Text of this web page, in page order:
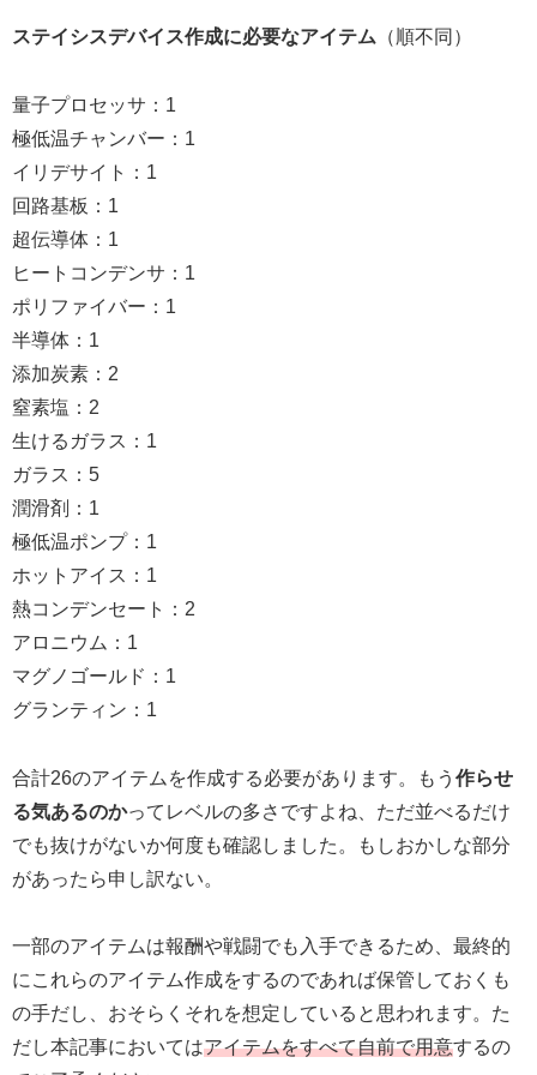
ステイシスデバイス作成に必要なアイテム （順不同）
量子プロセッサ：1
極低温チャンバー：1
イリデサイト：1
回路基板：1
超伝導体：1
ヒートコンデンサ：1
ポリファイバー：1
半導体：1
添加炭素：2
窒素塩：2
生けるガラス：1
ガラス：5
潤滑剤：1
極低温ポンプ：1
ホットアイス：1
熱コンデンセート：2
アロニウム：1
マグノゴールド：1
グランティン：1
合計26のアイテムを作成する必要があります。もう 作らせ
る気あるのかってレベルの多さですよね、ただ並べるだけ
でも抜けがないか何度も確認しました。もしおかしな部分
があったら申し訳ない。
一部のアイテムは報酬や戦闘でも入手できるため、最終的
にこれらのアイテム作成をするのであれば保管しておくも
の手だし、おそらくそれを想定していると思われます。た
だし本記事においてはアイテムをすべて自前で用意するの